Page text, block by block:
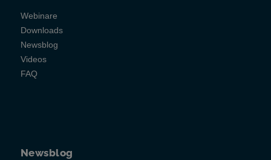
Webinare
Downloads
Newsblog
Videos
FAQ
Newsblog